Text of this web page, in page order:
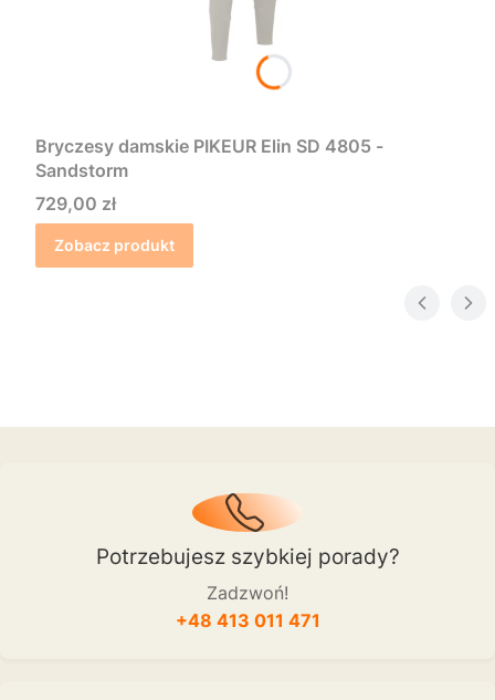
Bryczesy damskie PIKEUR Elin SD 4805 -
Sandstorm
Cena
729,00 zł
Zobacz produkt
Potrzebujesz szybkiej porady?
Zadzwoń!
+48 413 011 471